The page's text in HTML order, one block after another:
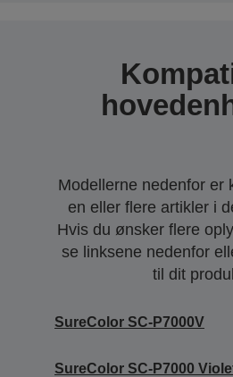
Modellerne nedenfor er
en eller flere artikler i
Hvis du ønsker flere
se linksene nedenfor
til dit
SureColor SC-P7000V
SureColor SC-P7000